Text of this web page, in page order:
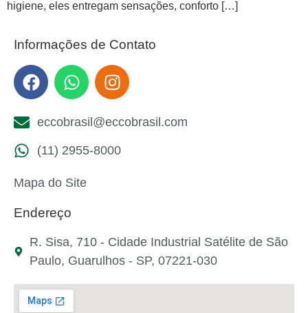
higiene, eles entregam sensações, conforto […]
Informações de Contato
eccobrasil@eccobrasil.com
(11) 2955-8000
Mapa do Site
Endereço
R. Sisa, 710 - Cidade Industrial Satélite de São
Paulo, Guarulhos - SP, 07221-030